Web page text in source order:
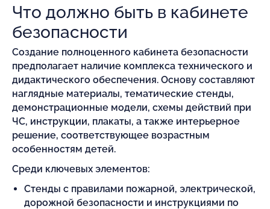
Что должно быть в кабинете
безопасности
Создание полноценного кабинета безопасности
предполагает наличие комплекса технического и
дидактического обеспечения. Основу составляют
наглядные материалы, тематические стенды,
демонстрационные модели, схемы действий при
ЧС, инструкции, плакаты, а также интерьерное
решение, соответствующее возрастным
особенностям детей.
Среди ключевых элементов:
Стенды с правилами пожарной, электрической,
дорожной безопасности и инструкциями по